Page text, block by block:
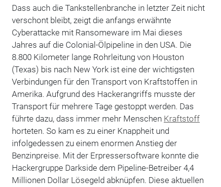
Dass auch die Tankstellenbranche in letzter Zeit nicht
verschont bleibt, zeigt die anfangs erwähnte
Cyberattacke mit Ransomeware im Mai dieses
Jahres auf die Colonial-Ölpipeline in den USA. Die
8.800 Kilometer lange Rohrleitung von Houston
(Texas) bis nach New York ist eine der wichtigsten
Verbindungen für den Transport von Kraftstoffen in
Amerika. Aufgrund des Hackerangriffs musste der
Transport für mehrere Tage gestoppt werden. Das
führte dazu, dass immer mehr Menschen Kraftstoff
horteten. So kam es zu einer Knappheit und
infolgedessen zu einem enormen Anstieg der
Benzinpreise. Mit der Erpressersoftware konnte die
Hackergruppe Darkside dem Pipeline-Betreiber 4,4
Millionen Dollar Lösegeld abknüpfen. Diese aktuellen